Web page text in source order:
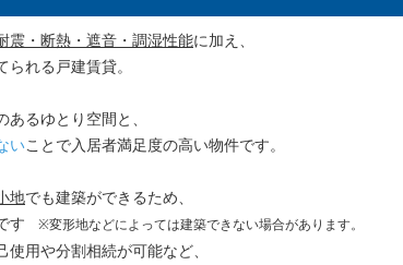
震・断熱・遮音・調湿性能に加え、
られる戸建賃貸。
あるゆとり空間と、
いことで入居者満足度の高い物件です。
地でも建築ができるため、
す ※変形地などによっては建築できない場合があります。
使用や分割相続が可能など、